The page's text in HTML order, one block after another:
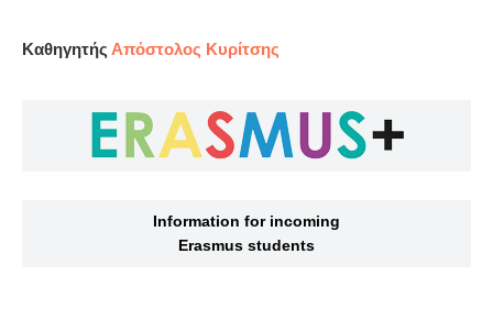
Καθηγητής Απόστολος Κυρίτσης
Information for incoming
Erasmus students